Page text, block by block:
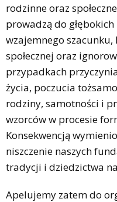
rodzinne oraz
prowadzą do
wzajemnego
społecznej oraz
przypadkach
życia, poczucia
rodziny, samotności i
wzorców w procesie
Konsekwencją
niszczenie naszych
tradycji i dziedzictwa
Apelujemy zatem do